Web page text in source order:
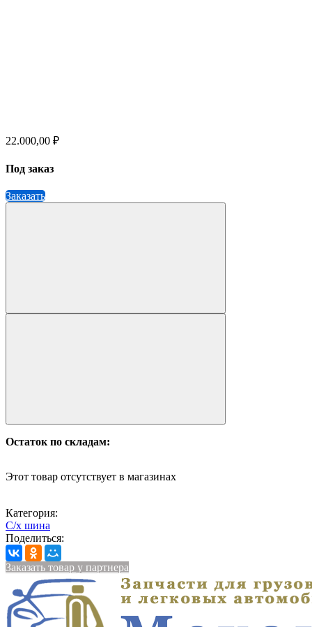
22.000,00 ₽
Под заказ
Заказать
Остаток по складам:
Этот товар отсутствует в магазинах
Категория:
С/х шина
Поделиться:
Заказать товар у партнера